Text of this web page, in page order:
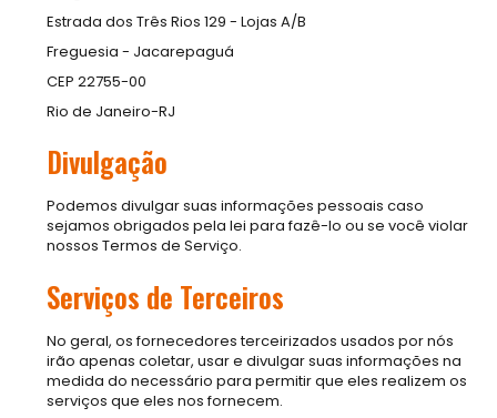
Estrada dos Três Rios 129 - Lojas A/B
Freguesia - Jacarepaguá
CEP 22755-00
Rio de Janeiro-RJ
Divulgação
Podemos divulgar suas informações pessoais caso
sejamos obrigados pela lei para fazê-lo ou se você violar
nossos Termos de Serviço.
Serviços de Terceiros
No geral, os fornecedores terceirizados usados por nós
irão apenas coletar, usar e divulgar suas informações na
medida do necessário para permitir que eles realizem os
serviços que eles nos fornecem.